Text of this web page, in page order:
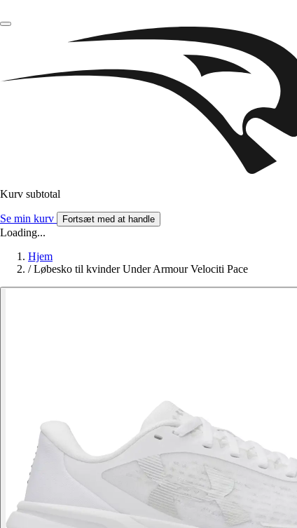
Kurv subtotal
Se min kurv Fortsæt med at handle
Loading...
Hjem
/ Løbesko til kvinder Under Armour Velociti Pace